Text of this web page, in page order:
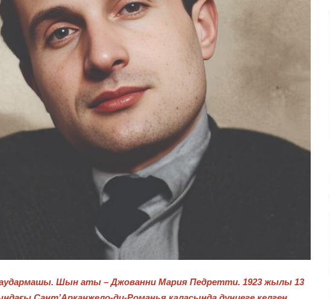
Шын аты – Джованни Мария Педретти. 1923 жылы 13